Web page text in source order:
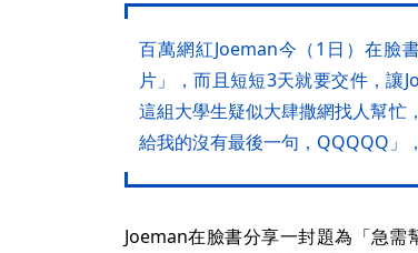
百萬網紅Joeman今（1日）在臉
片」，而且短短3天就要交件，讓
這組大學生疑似大肆撒網找人幫
給我的沒有最後一句，QQQQQ」
Joeman在臉書分享一封題為「急